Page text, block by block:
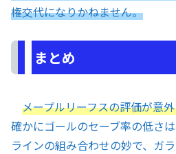
権交代になりかねません。
まとめ
メープルリーフスの評価が意
確かにゴールのセーブ率の低さ
ラインの組み合わせの妙で、ガ